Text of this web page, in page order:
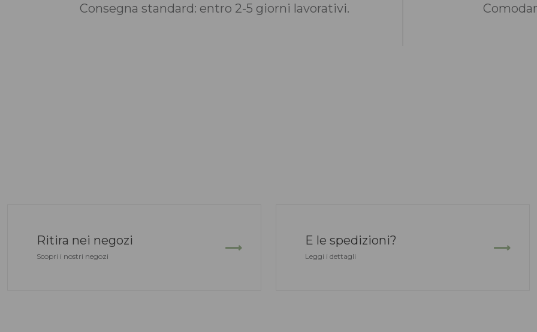
Consegna standard: entro 2-5 giorni lavorativi.
Ritira nei negozi
Scopri i nostri negozi
E le spedizioni?
Leggi i dettagli